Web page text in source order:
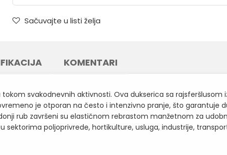
Sačuvajte u listi želja
KOMENTARI
svakodnevnih aktivnosti. Ova dukserica sa rajsferšlusom
je otporan na često i intenzivno pranje, što garantuje
rub završeni su elastičnom rebrastom manžetnom za
sektorima poljoprivrede, hortikulture, usluga, industrije,